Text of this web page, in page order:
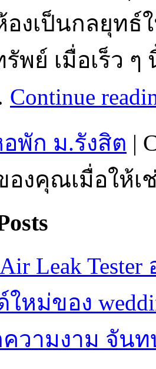
งเป็นกลยุทธ์
พย์ เมื่อเร็ว
Continue
พัก ม.รังสิต |
องคุณเมื่อให้เ
Leak
ใหม่ของ
วามงาม จัน